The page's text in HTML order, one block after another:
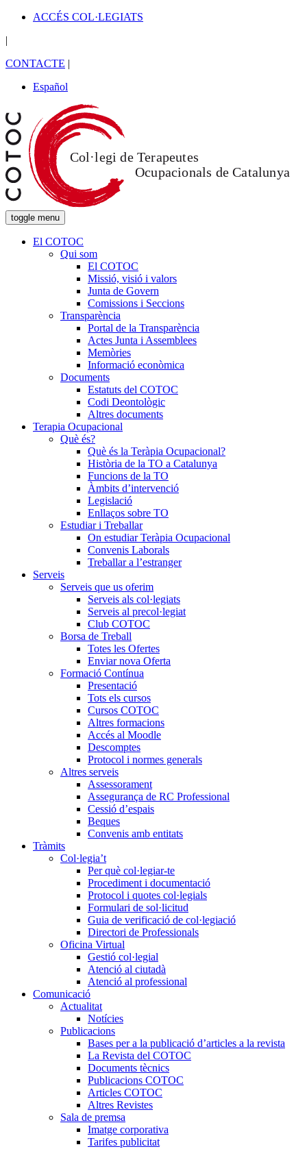
ACCÉS COL·LEGIATS
|
CONTACTE |
Español
toggle menu
El COTOC
Qui som
El COTOC
Missió, visió i valors
Junta de Govern
Comissions i Seccions
Transparència
Portal de la Transparència
Actes Junta i Assemblees
Memòries
Informació econòmica
Documents
Estatuts del COTOC
Codi Deontològic
Altres documents
Terapia Ocupacional
Què és?
Què és la Teràpia Ocupacional?
Història de la TO a Catalunya
Funcions de la TO
Àmbits d’intervenció
Legislació
Enllaços sobre TO
Estudiar i Treballar
On estudiar Teràpia Ocupacional
Convenis Laborals
Treballar a l’estranger
Serveis
Serveis que us oferim
Serveis als col·legiats
Serveis al precol·legiat
Club COTOC
Borsa de Treball
Totes les Ofertes
Enviar nova Oferta
Formació Contínua
Presentació
Tots els cursos
Cursos COTOC
Altres formacions
Accés al Moodle
Descomptes
Protocol i normes generals
Altres serveis
Assessorament
Assegurança de RC Professional
Cessió d’espais
Beques
Convenis amb entitats
Tràmits
Col·legia’t
Per què col·legiar-te
Procediment i documentació
Protocol i quotes col·legials
Formulari de sol·licitud
Guia de verificació de col·legiació
Directori de Professionals
Oficina Virtual
Gestió col·legial
Atenció al ciutadà
Atenció al professional
Comunicació
Actualitat
Notícies
Publicacions
Bases per a la publicació d’articles a la revista
La Revista del COTOC
Documents tècnics
Publicacions COTOC
Articles COTOC
Altres Revistes
Sala de premsa
Imatge corporativa
Tarifes publicitat